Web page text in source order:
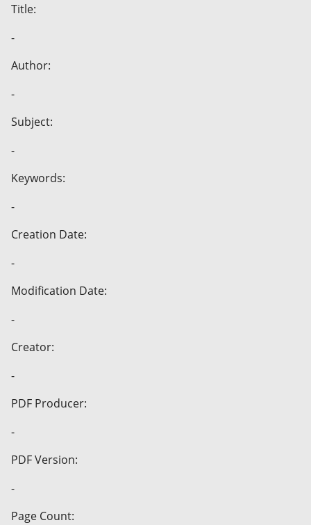
Title:
-
Author:
-
Subject:
-
Keywords:
-
Creation Date:
-
Modification Date:
-
Creator:
-
PDF Producer:
-
PDF Version:
-
Page Count: